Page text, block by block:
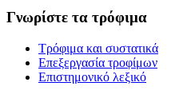
Γνωρίστε τα τρόφιμα
Τρόφιμα και συστατικά
Επεξεργασία τροφίμων
Επιστημονικό λεξικό